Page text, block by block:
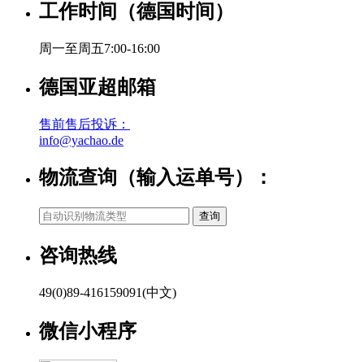
工作时间（德国时间）
周一至周五7:00-16:00
德国亚超邮箱
售前售后投诉：
info@yachao.de
物流查询（输入运单号）：
咨询热线
49(0)89-416159091(中文)
微信小程序